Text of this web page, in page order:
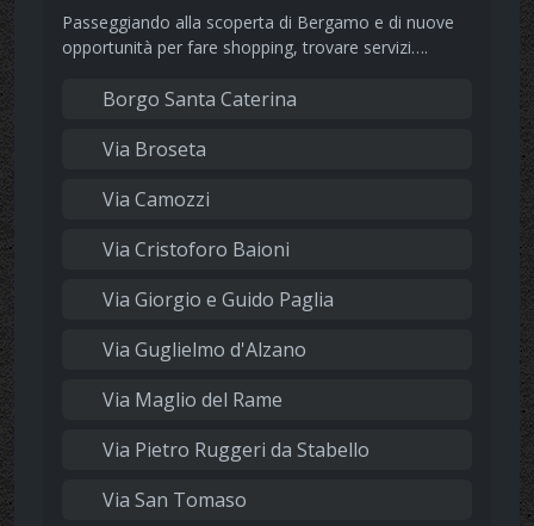
Passeggiando alla scoperta di Bergamo e di nuove
opportunità per fare shopping, trovare servizi….
Borgo Santa Caterina
Via Broseta
Via Camozzi
Via Cristoforo Baioni
Via Giorgio e Guido Paglia
Via Guglielmo d'Alzano
Via Maglio del Rame
Via Pietro Ruggeri da Stabello
Via San Tomaso